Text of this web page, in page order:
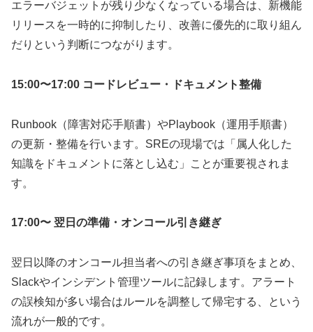
エラーバジェットが残り少なくなっている場合は、新機能
リリースを一時的に抑制したり、改善に優先的に取り組ん
だりという判断につながります。
15:00〜17:00 コードレビュー・ドキュメント整備
Runbook（障害対応手順書）やPlaybook（運用手順書）
の更新・整備を行います。SREの現場では「属人化した
知識をドキュメントに落とし込む」ことが重要視されま
す。
17:00〜 翌日の準備・オンコール引き継ぎ
翌日以降のオンコール担当者への引き継ぎ事項をまとめ、
Slackやインシデント管理ツールに記録します。アラート
の誤検知が多い場合はルールを調整して帰宅する、という
流れが一般的です。